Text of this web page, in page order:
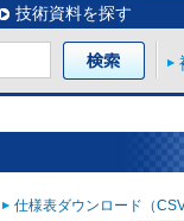
技術資料を探す
仕様表ダウンロード（